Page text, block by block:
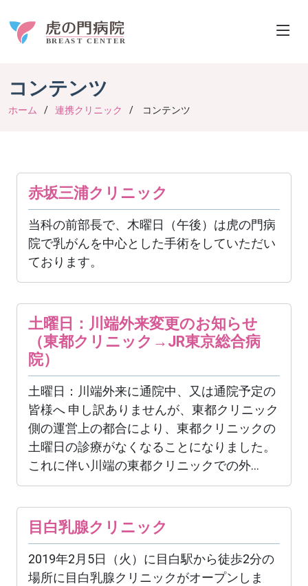
コンテンツ
ホーム 連携クリニック コンテンツ
赤坂三浦クリニック
当科の前部長で、木曜日（午後）は虎の門病
院で乳がんを中心とした手術をしていただい
ております。
土曜日：川端外来変更のお知らせ
（東都クリニック→JR東京総合病
院）
土曜日：川端外来に通院中、又は通院予定の
皆様へ 申し訳ありませんが、東都クリニック
側の運営上の都合により、東都クリニックの
土曜日の診療がなくなることになりました。
これに伴い川端の東都クリニックでの外...
目白乳腺クリニック
2019年2月5日（火）に目白駅から徒歩2分の
場所に目白乳腺クリニックがオープンしま